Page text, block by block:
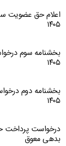
اعلام حق عضویت
۱۴۰۵
بخشنامه سوم
۱۴۰۵
بخشنامه دوم
۱۴۰۵
بدهی معوق